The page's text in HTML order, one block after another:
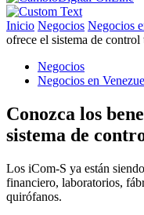
Inicio Negocios Negocios
ofrece el sistema de
Negocios
Negocios en
Conozca los
sistema de
Los iCom-S ya están
financiero, laboratorios,
quirófanos.